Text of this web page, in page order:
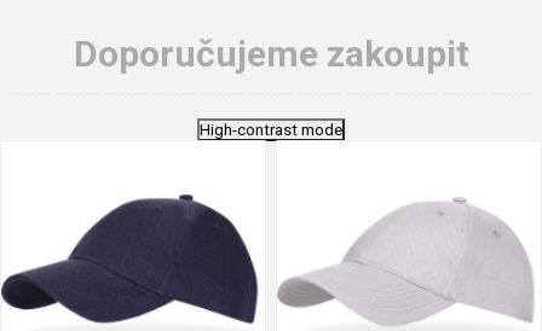
Doporučujeme zakoupit
High-contrast mode